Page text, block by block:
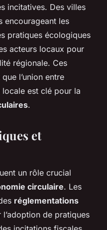
incitatives. Des villes
encourageant les
pratiques écologiques
acteurs locaux pour
régionale. Ces
l’union entre
est clé pour la
.
et
un rôle crucial
circulaire. Les
réglementations
de pratiques